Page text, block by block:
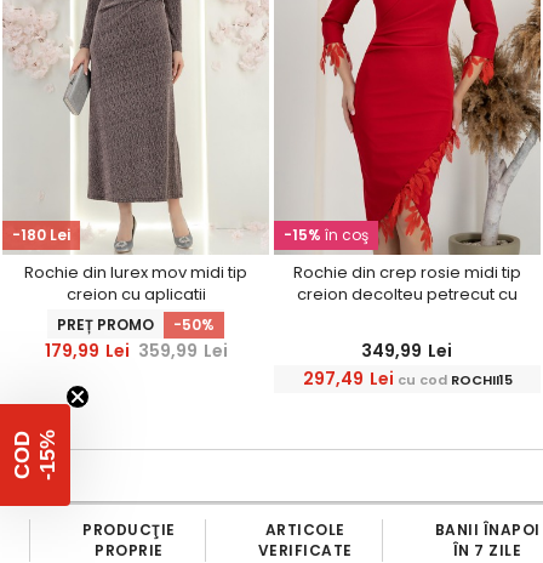
-180 Lei
Rochie din lurex mov midi tip
creion cu aplicatii
stralucitoare - StarShinerS
PREȚ PROMO -50%
179,99 Lei 359,99 Lei
-15% în coş
Rochie din crep rosie midi tip
creion decolteu petrecut cu
349,99 Lei
297,49 Lei cu cod ROCHII15
PRODUCŢIE
PROPRIE
ARTICOLE
VERIFICATE
BANII ÎNAPOI
ÎN 7 ZILE
C
O
D
-
1
5 %